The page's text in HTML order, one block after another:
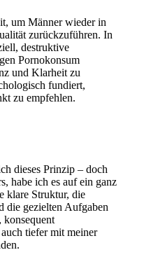
um Männer wieder in
zurückzuführen. In
destruktive
Pornokonsum
und Klarheit zu
fundiert,
zu empfehlen.
dieses Prinzip – doch
habe ich es auf ein ganz
klare Struktur, die
die gezielten Aufgaben
konsequent
tiefer mit meiner